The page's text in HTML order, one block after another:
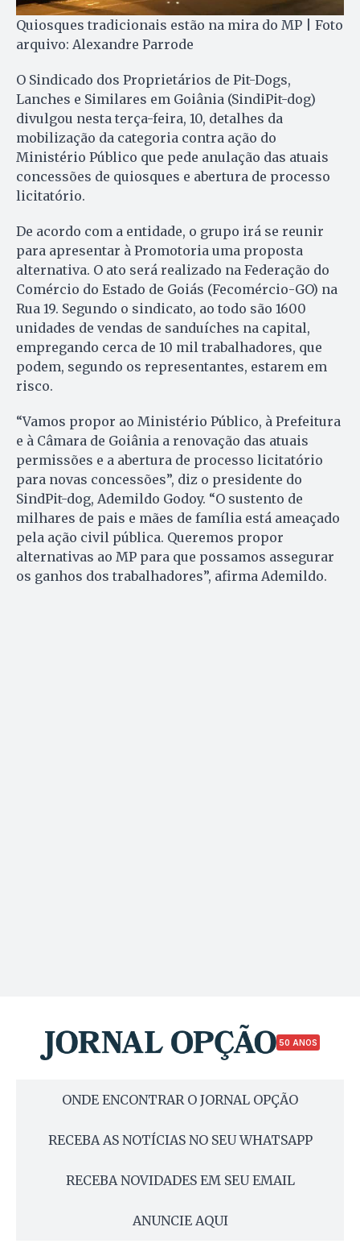
Quiosques tradicionais estão na mira do MP | Foto
arquivo: Alexandre Parrode
O Sindicado dos Proprietários de Pit-Dogs,
Lanches e Similares em Goiânia (SindiPit-dog)
divulgou nesta terça-feira, 10, detalhes da
mobilização da categoria contra ação do
Ministério Público que pede anulação das atuais
concessões de quiosques e abertura de processo
licitatório.
De acordo com a entidade, o grupo irá se reunir
para apresentar à Promotoria uma proposta
alternativa. O ato será realizado na Federação do
Comércio do Estado de Goiás (Fecomércio-GO) na
Rua 19. Segundo o sindicato, ao todo são 1600
unidades de vendas de sanduíches na capital,
empregando cerca de 10 mil trabalhadores, que
podem, segundo os representantes, estarem em
risco.
“Vamos propor ao Ministério Público, à Prefeitura
e à Câmara de Goiânia a renovação das atuais
permissões e a abertura de processo licitatório
para novas concessões”, diz o presidente do
SindPit-dog, Ademildo Godoy. “O sustento de
milhares de pais e mães de família está ameaçado
pela ação civil pública. Queremos propor
alternativas ao MP para que possamos assegurar
os ganhos dos trabalhadores”, afirma Ademildo.
50 ANOS
ONDE ENCONTRAR O JORNAL OPÇÃO
RECEBA AS NOTÍCIAS NO SEU WHATSAPP
RECEBA NOVIDADES EM SEU EMAIL
ANUNCIE AQUI